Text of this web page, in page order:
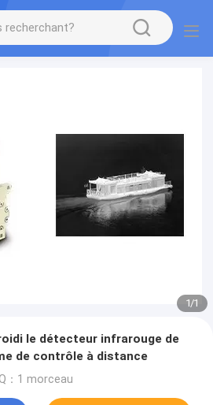
1/1
le détecteur infrarouge de
de contrôle à distance
：1 morceau